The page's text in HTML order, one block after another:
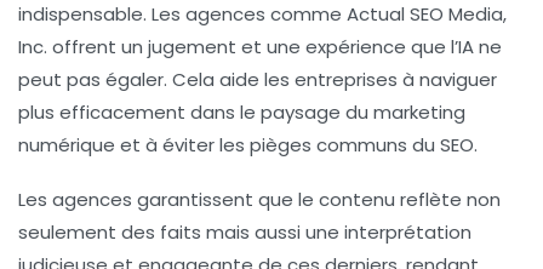
indispensable. Les agences comme Actual SEO Media,
Inc. offrent un jugement et une expérience que l’IA ne
peut pas égaler. Cela aide les entreprises à naviguer
plus efficacement dans le paysage du marketing
numérique et à éviter les pièges communs du SEO.
Les agences garantissent que le contenu reflète non
seulement des faits mais aussi une interprétation